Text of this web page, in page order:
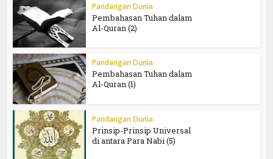
Pandangan Dunia
Pembahasan Tuhan dalam
Al-Quran (2)
Pandangan Dunia
Pembahasan Tuhan dalam
Al-Quran (1)
Pandangan Dunia
Prinsip-Prinsip Universal
di antara Para Nabi (5)